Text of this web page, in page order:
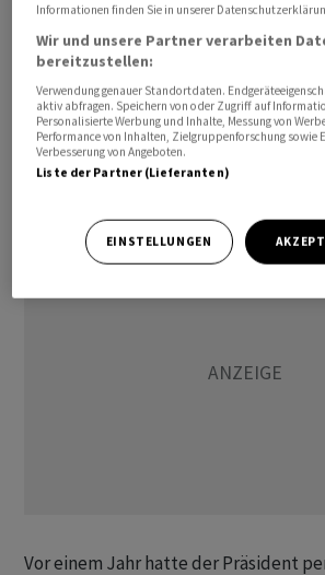
eher symbolischen Wert: Denn um
zurückzunehmen, müsste noch der
Parlamentskammer zustimmen. Und
Trump selbst seine Unterschrift unter
setzen. Damit ist kaum zu rechnen,
Vor einem Jahr hatte der Präsident
Informationen finden Sie in unserer
Wir und unsere Partner verarbeiten
bereitzustellen:
Verwendung genauer Standortdaten.
aktiv abfragen. Speichern von oder Zugriff auf
Personalisierte Werbung und Inhalte, Messung von
Performance von Inhalten, Zielgruppenforschung sowie
Verbesserung von Angeboten.
Liste der Partner (Lieferanten)
EINSTELLUNGEN